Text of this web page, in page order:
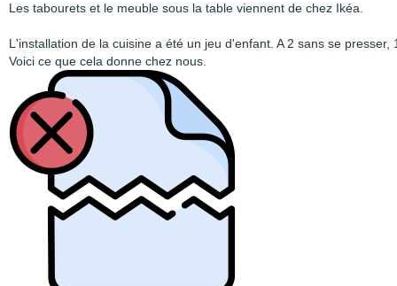
Les tabourets et le meuble sous la table viennent de chez Ikéa.
L'installation de la cuisine a été un jeu d'enfant. A 2 sans se presser,
Voici ce que cela donne chez nous.